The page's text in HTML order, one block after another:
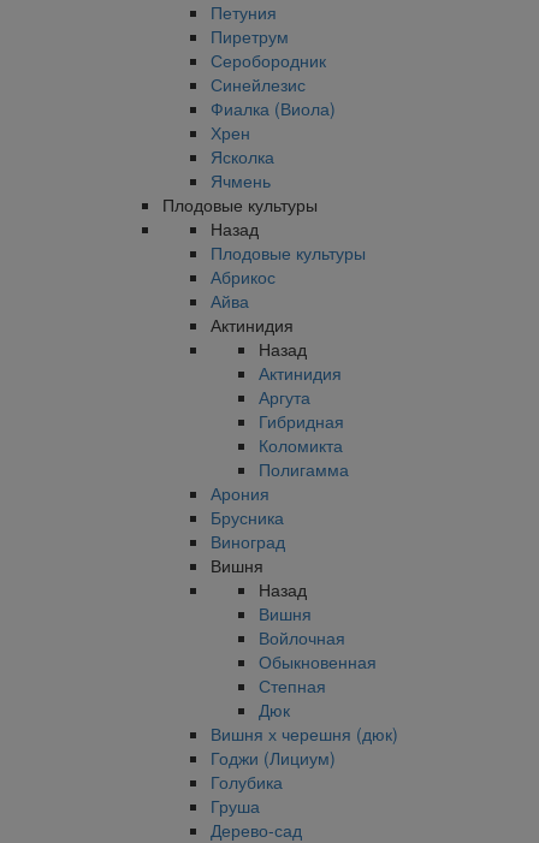
Петуния
Пиретрум
Серобородник
Синейлезис
Фиалка (Виола)
Хрен
Ясколка
Ячмень
Плодовые культуры
Назад
Плодовые культуры
Абрикос
Айва
Актинидия
Назад
Актинидия
Аргута
Гибридная
Коломикта
Полигамма
Арония
Брусника
Виноград
Вишня
Назад
Вишня
Войлочная
Обыкновенная
Степная
Дюк
Вишня х черешня (дюк)
Годжи (Лициум)
Голубика
Груша
Дерево-сад